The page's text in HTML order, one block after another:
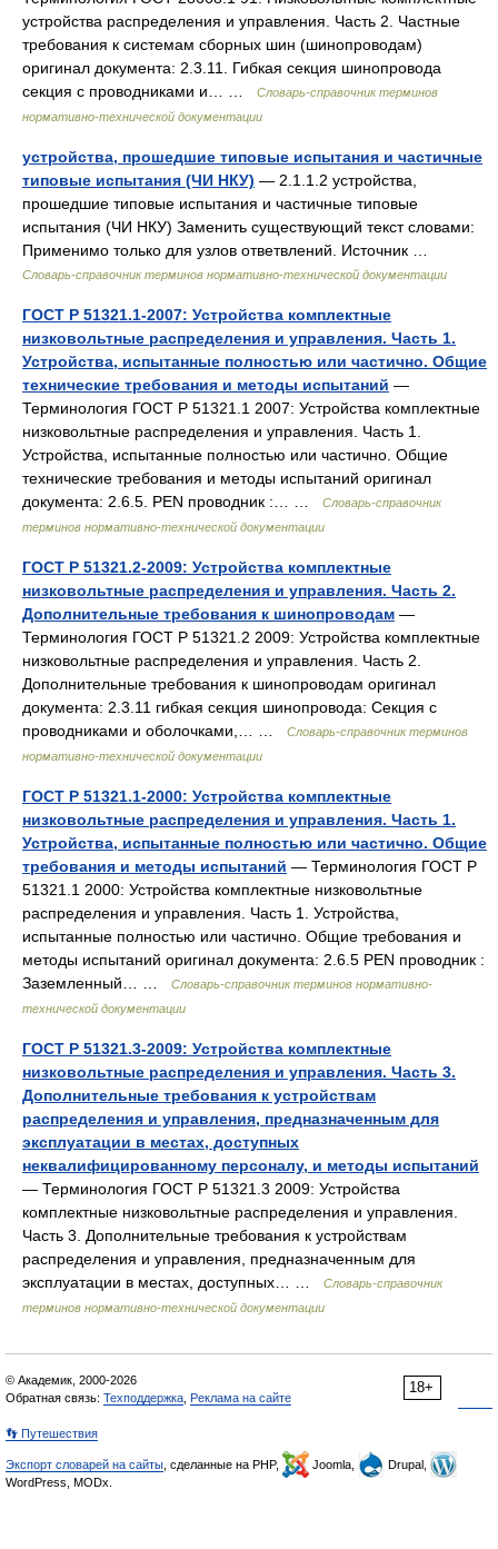
устройства распределения и управления. Часть 2. Частные
требования к системам сборных шин (шинопроводам)
оригинал документа: 2.3.11. Гибкая секция шинопровода
секция с проводниками и… …
Словарь-справочник терминов
нормативно-технической документации
устройства, прошедшие типовые испытания и частичные
типовые испытания (ЧИ НКУ) — 2.1.1.2 устройства,
прошедшие типовые испытания и частичные типовые
испытания (ЧИ НКУ) Заменить существующий текст словами:
Применимо только для узлов ответвлений. Источник …
Словарь-справочник терминов нормативно-технической документации
ГОСТ Р 51321.1-2007: Устройства комплектные
низковольтные распределения и управления. Часть 1.
Устройства, испытанные полностью или частично. Общие
технические требования и методы испытаний —
Терминология ГОСТ Р 51321.1 2007: Устройства комплектные
низковольтные распределения и управления. Часть 1.
Устройства, испытанные полностью или частично. Общие
технические требования и методы испытаний оригинал
документа: 2.6.5. PEN проводник :… …
Словарь-справочник
терминов нормативно-технической документации
ГОСТ Р 51321.2-2009: Устройства комплектные
низковольтные распределения и управления. Часть 2.
Дополнительные требования к шинопроводам —
Терминология ГОСТ Р 51321.2 2009: Устройства комплектные
низковольтные распределения и управления. Часть 2.
Дополнительные требования к шинопроводам оригинал
документа: 2.3.11 гибкая секция шинопровода: Секция с
проводниками и оболочками,… …
Словарь-справочник терминов
нормативно-технической документации
ГОСТ Р 51321.1-2000: Устройства комплектные
низковольтные распределения и управления. Часть 1.
Устройства, испытанные полностью или частично. Общие
требования и методы испытаний — Терминология ГОСТ Р
51321.1 2000: Устройства комплектные низковольтные
распределения и управления. Часть 1. Устройства,
испытанные полностью или частично. Общие требования и
методы испытаний оригинал документа: 2.6.5 PEN проводник :
Заземленный… …
Словарь-справочник терминов нормативно-
технической документации
ГОСТ Р 51321.3-2009: Устройства комплектные
низковольтные распределения и управления. Часть 3.
Дополнительные требования к устройствам
распределения и управления, предназначенным для
эксплуатации в местах, доступных
неквалифицированному персоналу, и методы испытаний
— Терминология ГОСТ Р 51321.3 2009: Устройства
комплектные низковольтные распределения и управления.
Часть 3. Дополнительные требования к устройствам
распределения и управления, предназначенным для
эксплуатации в местах, доступных… …
Словарь-справочник
терминов нормативно-технической документации
18+
© Академик, 2000-2026
Обратная связь: Техподдержка Реклама на сайте
👣 Путешествия
Экспорт словарей на сайты , сделанные на PHP, Joomla,
Drupal,
WordPress, MODx.